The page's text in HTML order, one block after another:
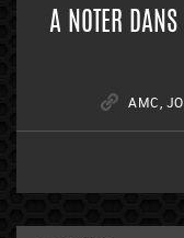
A NOTER
AMC